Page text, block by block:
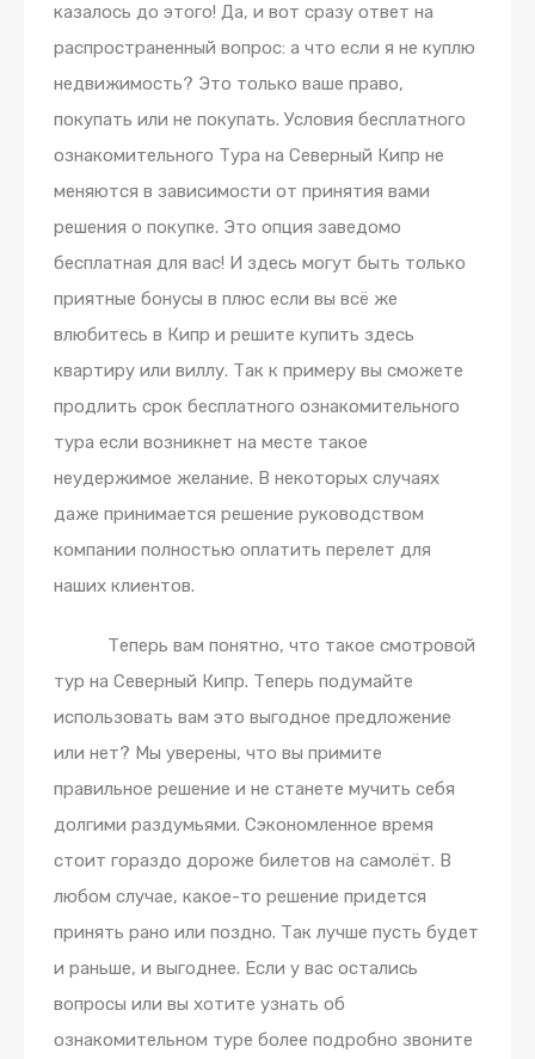
казалось до этого! Да, и вот сразу ответ на
распространенный вопрос: а что если я не куплю
недвижимость? Это только ваше право,
покупать или не покупать. Условия бесплатного
ознакомительного Тура на Северный Кипр не
меняются в зависимости от принятия вами
решения о покупке. Это опция заведомо
бесплатная для вас! И здесь могут быть только
приятные бонусы в плюс если вы всё же
влюбитесь в Кипр и решите купить здесь
квартиру или виллу. Так к примеру вы сможете
продлить срок бесплатного ознакомительного
тура если возникнет на месте такое
неудержимое желание. В некоторых случаях
даже принимается решение руководством
компании полностью оплатить перелет для
наших клиентов.
Теперь вам понятно, что такое смотровой
тур на Северный Кипр. Теперь подумайте
использовать вам это выгодное предложение
или нет? Мы уверены, что вы примите
правильное решение и не станете мучить себя
долгими раздумьями. Сэкономленное время
стоит гораздо дороже билетов на самолёт. В
любом случае, какое-то решение придется
принять рано или поздно. Так лучше пусть будет
и раньше, и выгоднее. Если у вас остались
вопросы или вы хотите узнать об
ознакомительном туре более подробно звоните